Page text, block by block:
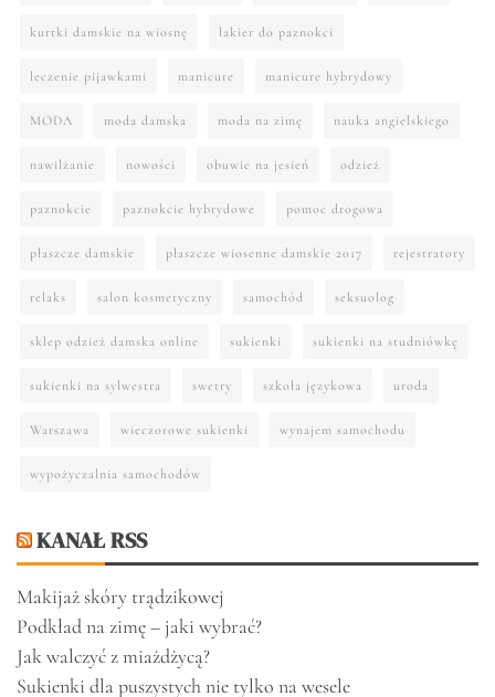
kurtki damskie na wiosnę lakier do paznokci
leczenie pijawkami manicure manicure hybrydowy
MODA moda damska moda na zimę nauka angielskiego
nawilżanie nowości obuwie na jesień odzież
paznokcie paznokcie hybrydowe pomoc drogowa
płaszcze damskie płaszcze wiosenne damskie 2017 rejestratory
relaks salon kosmetyczny samochód seksuolog
sklep odzież damska online sukienki sukienki na studniówkę
sukienki na sylwestra swetry szkoła językowa uroda
Warszawa wieczorowe sukienki wynajem samochodu
wypożyczalnia samochodów
KANAŁ RSS
Makijaż skóry trądzikowej
Podkład na zimę – jaki wybrać?
Jak walczyć z miażdżycą?
Sukienki dla puszystych nie tylko na wesele